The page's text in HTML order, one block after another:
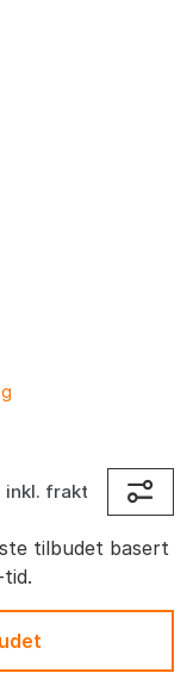
inkl. frakt
tilbudet basert